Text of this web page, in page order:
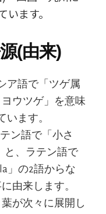
ます。
(由来)
ア語で「ツゲ属
ウツゲ」を意味
います。
ン語で「小さ
と、ラテン語で
」の2語からな
由来します。
が次々に展開し